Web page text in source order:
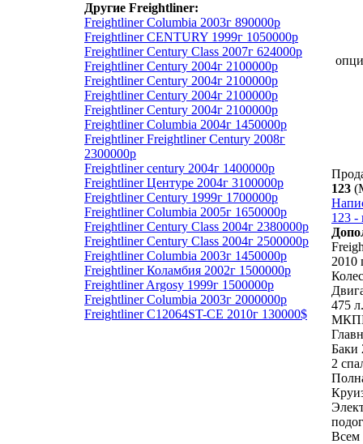
Другие Freightliner:
Freightliner Columbia 2003г 890000р
Freightliner CENTURY 1999г 1050000р
Freightliner Century Class 2007г 624000р
Freightliner Century 2004г 2100000р
Freightliner Century 2004г 2100000р
Freightliner Century 2004г 2100000р
Freightliner Century 2004г 2100000р
Freightliner Columbia 2004г 1450000р
Freightliner Freightliner Century 2008г
2300000р
Freightliner century 2004г 1400000р
Freightliner Центуре 2004г 3100000р
Freightliner Century 1999г 1700000р
Freightliner Columbia 2005г 1650000р
Freightliner Century Class 2004г 2380000р
Freightliner Century Class 2004г 2500000р
Freightliner Columbia 2003г 1450000р
Freightliner Коламбия 2002г 1500000р
Freightliner Argosy 1999г 1500000р
Freightliner Columbia 2003г 2000000р
Freightliner C12064ST-CE 2010г 130000$
123
123 -
2010
475
Баки
2
Всем